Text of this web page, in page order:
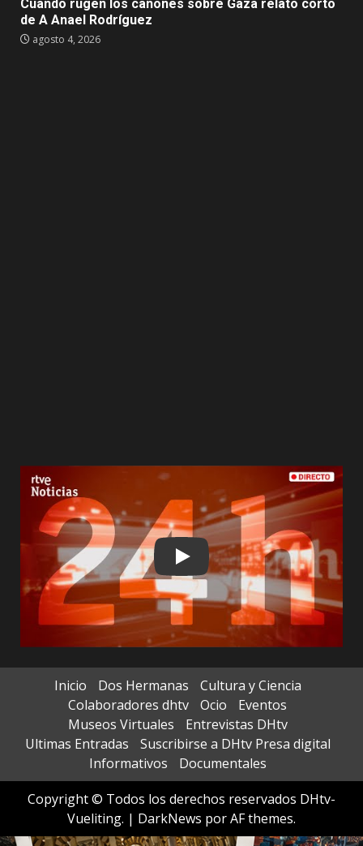
Cuando rugen los cañones sobre Gaza relato corto
de A Anael Rodríguez
agosto 4, 2026
Play
Inicio Dos Hermanas
Cultura y Ciencia
Colaboradores dhtv
Ocio
Eventos
Museos Virtuales
Entrevistas DHtv
Ultimas Entradas
Suscribirse a DHtv Presa digital
Informativos
Documentales
Copyright © Todos los derechos reservados DHtv-
Vueliting. | DarkNews por AF themes.